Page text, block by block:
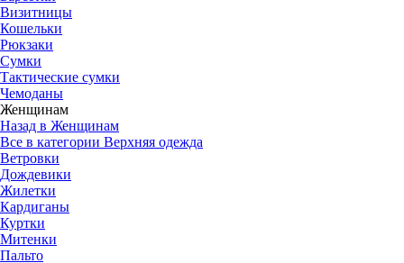
Визитницы
Кошельки
Рюкзаки
Сумки
Тактические сумки
Чемоданы
Женщинам
Назад в Женщинам
Все в категории Верхняя одежда
Ветровки
Дождевики
Жилетки
Кардиганы
Куртки
Митенки
Пальто